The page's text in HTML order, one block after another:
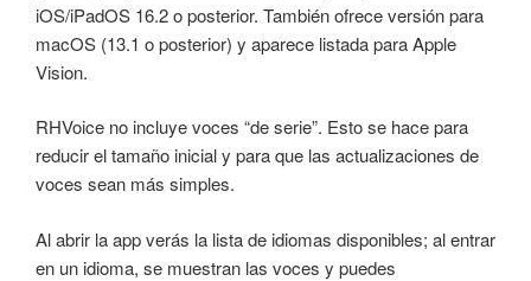
iOS/iPadOS 16.2 o posterior. También ofrece versión para
macOS (13.1 o posterior) y aparece listada para Apple
Vision.
RHVoice no incluye voces “de serie”. Esto se hace para
reducir el tamaño inicial y para que las actualizaciones de
voces sean más simples.
Al abrir la app verás la lista de idiomas disponibles; al entrar
en un idioma, se muestran las voces y puedes